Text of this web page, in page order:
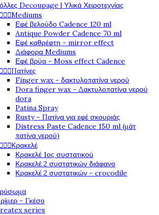
Decoupage | Υλικά Χειροτεχνίας
Mediums
Εφέ βελούδο Cadence 120 ml
Antique Powder Cadence 70 ml
Εφέ καθρέφτη - mirror effect
Διάφορα Mediums
Εφέ βρύα - Moss effect Cadence
Πατίνες
Finger wax - δακτυλοπατίνα νερού
Dora finger wax - Δακτυλοπατίνα νερού
dora
Patina Spray
Rusty - Πατίνα για εφέ σκουριάς
Distress Paste Cadence 150 ml (μάτ
πατίνα νερού)
Κρακελέ
Κρακελέ 1ος συστατικού
Κρακελέ 2 συστατικών διάφανο
Κρακελέ 2 συστατικών - crocodile
- Γκέσο
series